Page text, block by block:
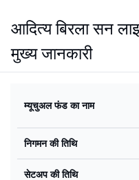
आदित्य बिरला सन
मुख्य जानकारी
म्यूचुअल फंड का नाम
निगमन की तिथि
सेटअप की तिथि